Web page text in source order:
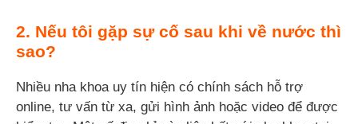
2. Nếu tôi gặp sự cố sau khi về nước thì
sao?
Nhiều nha khoa uy tín hiện có chính sách hỗ trợ
online, tư vấn từ xa, gửi hình ảnh hoặc video để được